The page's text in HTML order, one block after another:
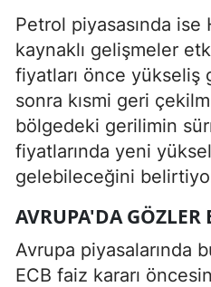
Petrol piyasasında ise
kaynaklı gelişmeler
fiyatları önce yükseliş
sonra kısmi geri
bölgedeki gerilimin
fiyatlarında yeni
gelebileceğini
AVRUPA'DA GÖZLER
Avrupa piyasalarında
ECB faiz kararı